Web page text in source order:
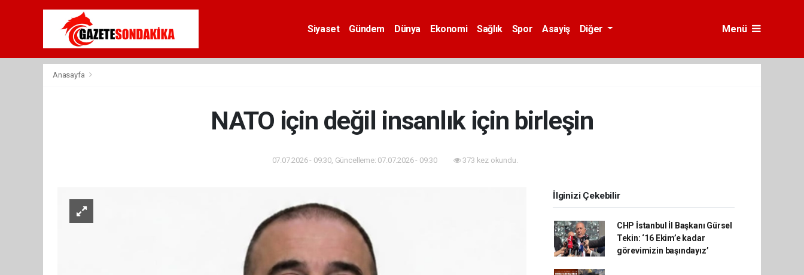
Siyaset Gündem Dünya Ekonomi Sağlık Spor Asayiş Diğer Menü
Anasayfa
NATO için değil insanlık için birleşin
07.07.2026 - 09:30, Güncelleme: 07.07.2026 - 09:30 373 kez okundu.
İlginizi Çekebilir
CHP İstanbul İl Başkanı Gürsel
Tekin: ‘16 Ekim’e kadar
görevimizin başındayız’